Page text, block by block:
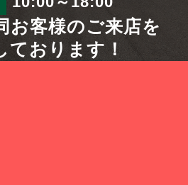
お客様のご来店を
ております！